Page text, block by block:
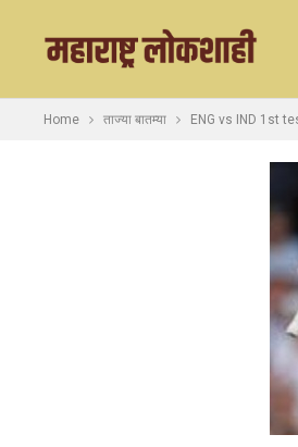
Home ताज्या बातम्या ENG vs IND 1st